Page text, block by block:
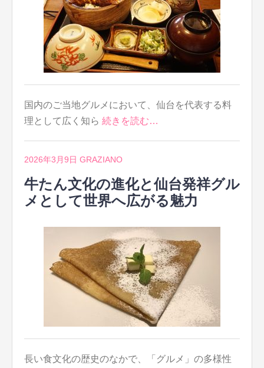
国内のご当地グルメにおいて、仙台を代表する料
理として広く知ら 続きを読む…
2026年3月9日 GRAZIANO
牛たん文化の進化と仙台発祥グル
メとして世界へ広がる魅力
長い食文化の歴史のなかで、「グルメ」の多様性